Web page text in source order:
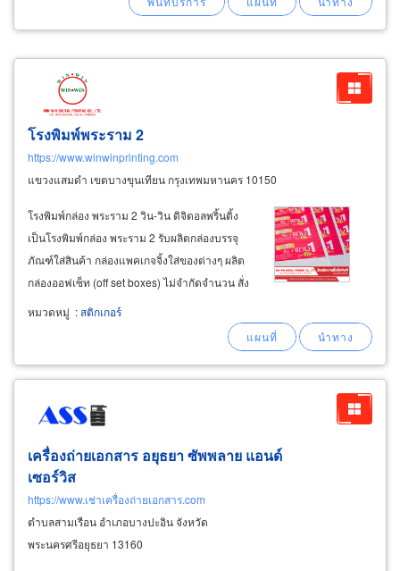
โรงพิมพ์พระราม 2
https://www.winwinprinting.com
แขวงแสมดำ เขตบางขุนเทียน กรุงเทพมหานคร 10150
โรงพิมพ์กล่อง พระราม 2 วิน-วิน ดิจิตอลพริ้นติ้ง
เป็นโรงพิมพ์กล่อง พระราม 2 รับผลิตกล่องบรรจุ
ภัณฑ์ใส่สินค้า กล่องแพคเกจจิ้งใส่ของต่างๆ ผลิต
กล่องออฟเซ็ท (off set boxes) ไม่จำกัดจำนวน สั่ง
พิมพ์ยิ่งมากยิ่งได้ราคาถูกลง ช่วยให้ต้นทุนต่ำ รับ
หมวดหมู่ :สติกเกอร์
เครื่องถ่ายเอกสาร อยุธยา ซัพพลาย แอนด์
เซอร์วิส
https://www.เช่าเครื่องถ่ายเอกสาร.com
ตำบลสามเรือน อำเภอบางปะอิน จังหวัด
พระนครศรีอยุธยา 13160